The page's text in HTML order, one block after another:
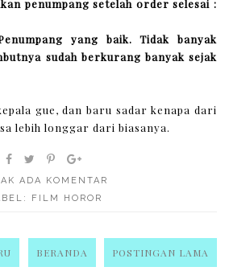
penumpang setelah order selesai :
yang baik. Tidak banyak
sudah berkurang banyak sejak
gue, dan baru sadar kenapa dari
lebih longgar dari biasanya.
ADA KOMENTAR
FILM HOROR
POSTINGAN LAMA
BERANDA